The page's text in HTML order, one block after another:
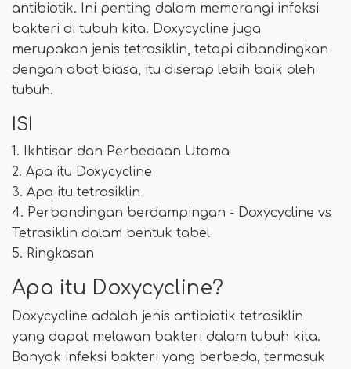
antibiotik. Ini penting dalam memerangi infeksi
bakteri di tubuh kita. Doxycycline juga
merupakan jenis tetrasiklin, tetapi dibandingkan
dengan obat biasa, itu diserap lebih baik oleh
tubuh.
ISI
1. Ikhtisar dan Perbedaan Utama
2. Apa itu Doxycycline
3. Apa itu tetrasiklin
4. Perbandingan berdampingan - Doxycycline vs
Tetrasiklin dalam bentuk tabel
5. Ringkasan
Apa itu Doxycycline?
Doxycycline adalah jenis antibiotik tetrasiklin
yang dapat melawan bakteri dalam tubuh kita.
Banyak infeksi bakteri yang berbeda, termasuk